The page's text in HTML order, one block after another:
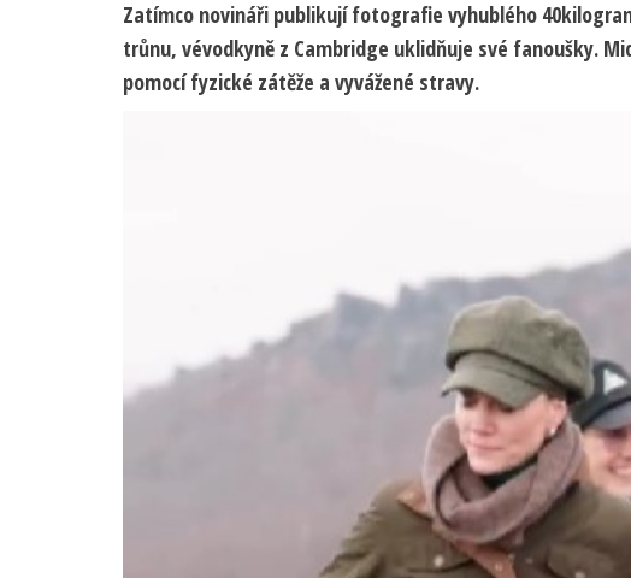
Zatímco novináři publikují fotografie vyhublého
trůnu, vévodkyně z Cambridge uklidňuje své fanoušky.
pomocí fyzické zátěže a vyvážené stravy.